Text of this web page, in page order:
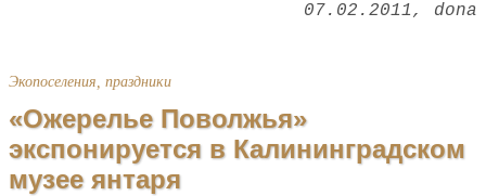
07.02.2011 dona
Экопоселения, праздники
«Ожерелье Поволжья»
экспонируется в Калининградском
музее янтаря